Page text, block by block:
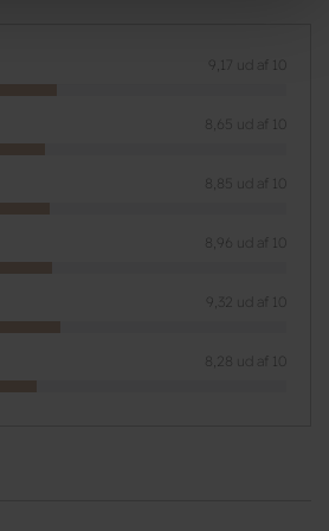
9,17 ud af 10
8,65 ud af 10
8,85 ud af 10
8,96 ud af 10
9,32 ud af 10
8,28 ud af 10